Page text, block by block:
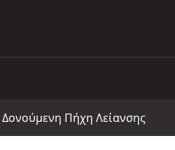
Πήχη Λείανσης